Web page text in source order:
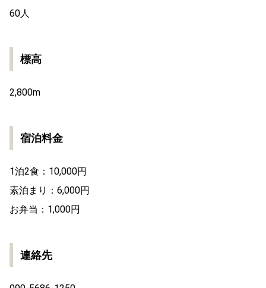
60人
標高
2,800m
宿泊料金
1泊2食：10,000円
素泊まり：6,000円
お弁当：1,000円
連絡先